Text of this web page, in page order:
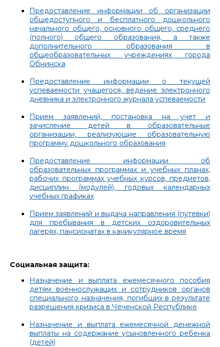
Предоставление информации об организации
общедоступного и бесплатного дошкольного
начального общего, основного общего, среднего
(полного) общего образования, а также
дополнительного образования в
общеобразовательных учреждениях города
Обнинска
Предоставление информации о текущей
успеваемости учащегося, ведение электронного
дневника и электронного журнала успеваемости
Прием заявлений, постановка на учет и
зачисление детей в образовательные
организации, реализующие образовательную
программу дошкольного образования
Предоставление информации об
образовательных программах и учебных планах,
рабочих программах учебных курсов, предметов,
дисциплин (модулей), годовых календарных
учебных графиках
Прием заявлений и выдача направления (путевки)
для пребывания в детских оздоровительных
лагерях, пансионатах в каникулярное время
Социальная защита:
Назначение и выплата ежемесячного пособия
детям военнослужащих и сотрудников органов
специального назначения, погибших в результате
разрешения кризиса в Чеченской Республике
Назначение и выплата ежемесячной денежной
выплаты на содержание усыновленного ребенка
(детей)